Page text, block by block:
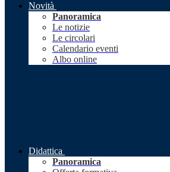
Novità
Panoramica
Le notizie
Le circolari
Calendario eventi
Albo online
Didattica
Panoramica